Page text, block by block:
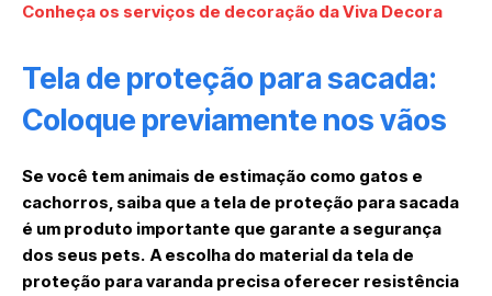
Conheça os serviços de decoração da Viva Decora
Tela de proteção para sacada:
Coloque previamente nos vãos
Se você tem animais de estimação como gatos e
cachorros, saiba que a tela de proteção para sacada
é um produto importante que garante a segurança
dos seus pets. A escolha do material da tela de
proteção para varanda precisa oferecer resistência